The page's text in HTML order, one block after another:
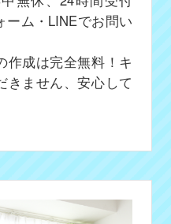
ーム・LINEでお問い
作成は完全無料！キ
きません、安心して